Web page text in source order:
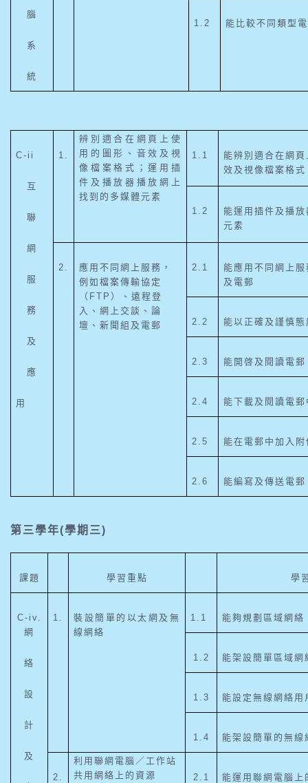
腦
系
統
1.2 能比較不同類型
C-ii
互
聯
網
服
務
及
應
用
1.
辨別適合在網頁上使
用的圖形、音效及視
像檔案格式；運用插
件及播放器播放網上
找到的多媒體元素
1.1
能辨別適合在網
效及視像檔案格式
1.2
能運用插件及播
元素
2.
應用不同網上服務，
例如檔案傳輸協定
（FTP）、遠程登
入、網上交談、論
壇、新聞組及電郵
2.1
能應用不同網上
及電郵
2.2 能以正確及謹慎
2.3 能開啓及閱讀電郵
2.4 能下載及閱讀電
2.5 能在電郵中加入附
2.6 能編寫及傳送電郵
第三學年(學期三)
課題 學習重點 學
C-iv.
網
絡
設
計
及
1.
裝設簡單的以太網及無
線網絡
1.1 能夠規劃區域網絡
1.2 能架設簡單區域網
1.3 能設定無線網絡
1.4 能架設簡單的無線
2.
利用聯網電腦／工作站
共用網絡上的資源
2.1 能運用聯網電腦上